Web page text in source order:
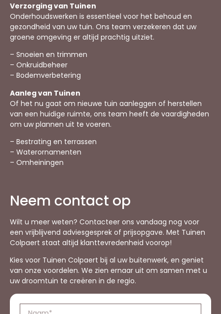
Verzorging van Tuinen
Onderhoudswerken is essentieel voor het behoud en
gezondheid van uw tuin. Ons team verzekeren dat uw
groene omgeving er altijd prachtig uitziet.
– Snoeien en trimmen
– Onkruidbeheer
– Bodemverbetering
Aanleg van Tuinen
Of het nu gaat om nieuwe tuin aanleggen of herstellen
van een huidige ruimte, ons team heeft de vaardigheden
om uw plannen uit te voeren.
– Bestrating en terrassen
– Waterornamenten
– Omheiningen
Neem contact op
Wilt u meer weten? Contacteer ons vandaag nog voor
een vrijblijvend adviesgesprek of prijsopgave. Met Tuinen
Colpaert staat altijd klanttevredenheid voorop!
Kies voor Tuinen Colpaert bij al uw buitenwerk, en geniet
van onze voordelen. We zien ernaar uit om samen met u
uw droomtuin te creëren in de regio.